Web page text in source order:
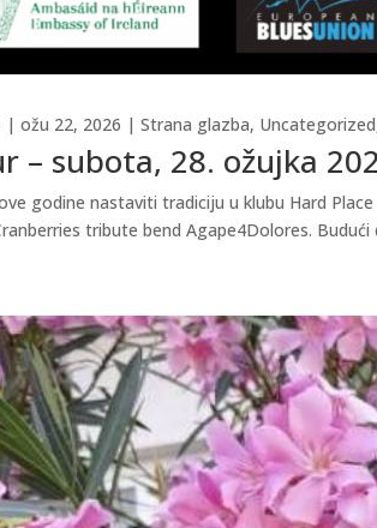
– subota, 28. ožujka
|ožu 22, 2026 |Strana glazba, Uncategorized
godine nastaviti tradiciju u klubu Hard
tribute bend Agape4Dolores.